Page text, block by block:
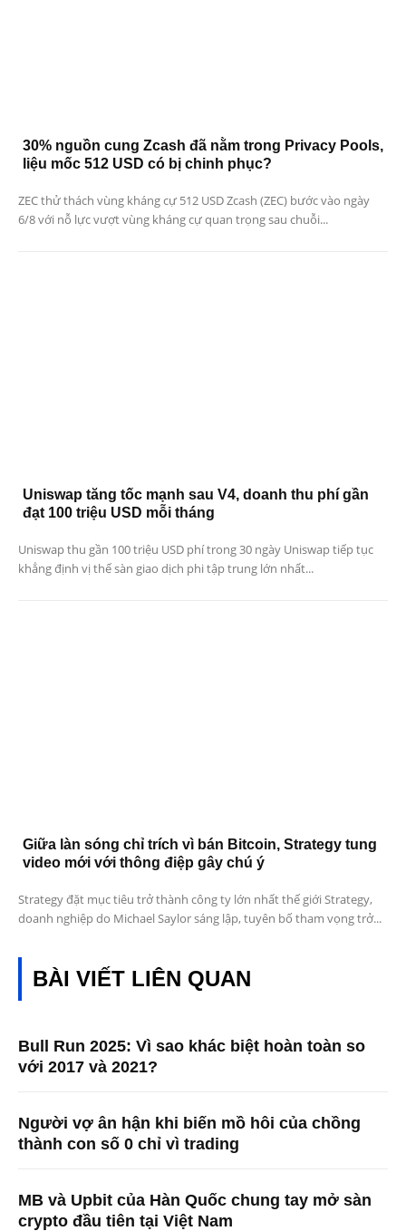
30% nguồn cung Zcash đã nằm trong Privacy Pools,
liệu mốc 512 USD có bị chinh phục?
ZEC thử thách vùng kháng cự 512 USD Zcash (ZEC) bước vào ngày
6/8 với nỗ lực vượt vùng kháng cự quan trọng sau chuỗi...
Uniswap tăng tốc mạnh sau V4, doanh thu phí gần
đạt 100 triệu USD mỗi tháng
Uniswap thu gần 100 triệu USD phí trong 30 ngày Uniswap tiếp tục
khẳng định vị thế sàn giao dịch phi tập trung lớn nhất...
Giữa làn sóng chỉ trích vì bán Bitcoin, Strategy tung
video mới với thông điệp gây chú ý
Strategy đặt mục tiêu trở thành công ty lớn nhất thế giới Strategy,
doanh nghiệp do Michael Saylor sáng lập, tuyên bố tham vọng trở...
BÀI VIẾT LIÊN QUAN
Bull Run 2025: Vì sao khác biệt hoàn toàn so
với 2017 và 2021?
Người vợ ân hận khi biến mồ hôi của chồng
thành con số 0 chỉ vì trading
MB và Upbit của Hàn Quốc chung tay mở sàn
crypto đầu tiên tại Việt Nam